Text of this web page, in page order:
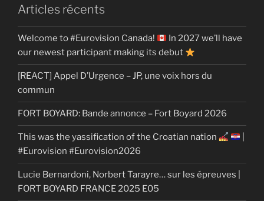
Articles récents
Welcome to #Eurovision Canada!
In 2027 we’ll have
our newest participant making its debut
[REACT] Appel D’Urgence – JP, une voix hors du
commun
FORT BOYARD: Bande annonce – Fort Boyard 2026
This was the yassification of the Croatian nation
#Eurovision #Eurovision2026
Lucie Bernardoni, Norbert Tarayre… sur les épreuves |
FORT BOYARD FRANCE 2025 E05